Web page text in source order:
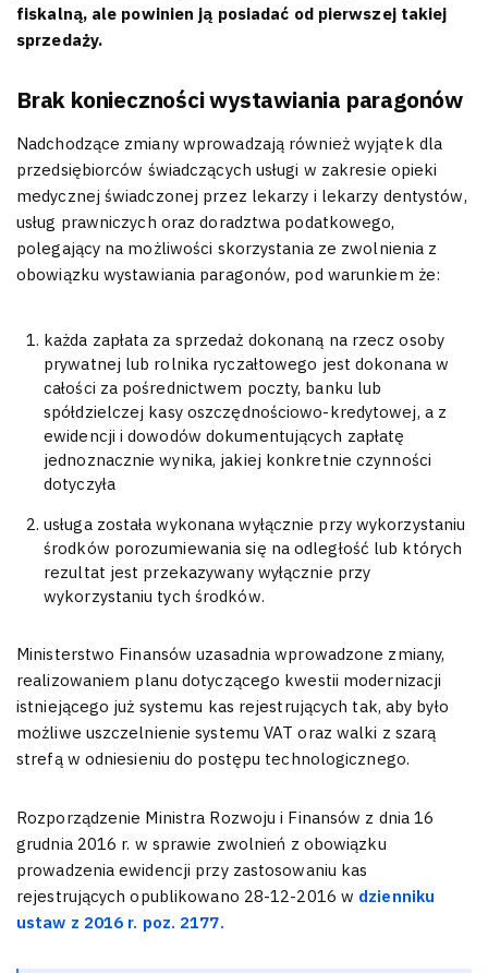
fiskalną, ale powinien ją posiadać od pierwszej takiej
sprzedaży.
Brak konieczności wystawiania paragonów
Nadchodzące zmiany wprowadzają również wyjątek dla
przedsiębiorców świadczących usługi w zakresie opieki
medycznej świadczonej przez lekarzy i lekarzy dentystów,
usług prawniczych oraz doradztwa podatkowego,
polegający na możliwości skorzystania ze zwolnienia z
obowiązku wystawiania paragonów, pod warunkiem że:
każda zapłata za sprzedaż dokonaną na rzecz osoby
prywatnej lub rolnika ryczałtowego jest dokonana w
całości za pośrednictwem poczty, banku lub
spółdzielczej kasy oszczędnościowo-kredytowej, a z
ewidencji i dowodów dokumentujących zapłatę
jednoznacznie wynika, jakiej konkretnie czynności
dotyczyła
usługa została wykonana wyłącznie przy wykorzystaniu
środków porozumiewania się na odległość lub których
rezultat jest przekazywany wyłącznie przy
wykorzystaniu tych środków.
Ministerstwo Finansów uzasadnia wprowadzone zmiany,
realizowaniem planu dotyczącego kwestii modernizacji
istniejącego już systemu kas rejestrujących tak, aby było
możliwe uszczelnienie systemu VAT oraz walki z szarą
strefą w odniesieniu do postępu technologicznego.
Rozporządzenie Ministra Rozwoju i Finansów z dnia 16
grudnia 2016 r. w sprawie zwolnień z obowiązku
prowadzenia ewidencji przy zastosowaniu kas
rejestrujących opublikowano 28-12-2016 w dzienniku
ustaw z 2016 r. poz. 2177.